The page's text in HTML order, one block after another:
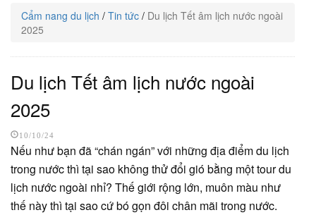
Cẩm nang du lịch / Tin tức / Du lịch Tết âm lịch nước ngoài
2025
Du lịch Tết âm lịch nước ngoài
2025
10/10/24
Nếu như bạn đã “chán ngán” với những địa điểm du lịch
trong nước thì tại sao không thử đổi gió bằng một tour du
lịch nước ngoài nhỉ? Thế giới rộng lớn, muôn màu như
thế này thì tại sao cứ bó gọn đôi chân mãi trong nước.